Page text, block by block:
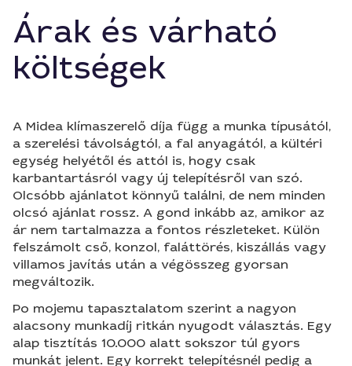
Árak és várható
költségek
A Midea klímaszerelő díja függ a munka típusától,
a szerelési távolságtól, a fal anyagától, a kültéri
egység helyétől és attól is, hogy csak
karbantartásról vagy új telepítésről van szó.
Olcsóbb ajánlatot könnyű találni, de nem minden
olcsó ajánlat rossz. A gond inkább az, amikor az
ár nem tartalmazza a fontos részleteket. Külön
felszámolt cső, konzol, faláttörés, kiszállás vagy
villamos javítás után a végösszeg gyorsan
megváltozik.
Po mojemu tapasztalatom szerint a nagyon
alacsony munkadíj ritkán nyugodt választás. Egy
alap tisztítás 10.000 alatt sokszor túl gyors
munkát jelent. Egy korrekt telepítésnél pedig a